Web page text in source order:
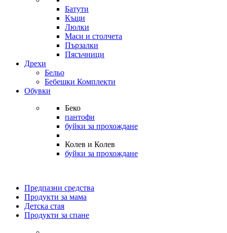
Батути
Къщи
Люлки
Маси и столчета
Пързалки
Пясъчници
Дрехи
Бельо
Бебешки Комплекти
Обувки
Беко
пантофи
буйки за прохождане
Колев и Колев
буйки за прохождане
Предпазни средства
Продукти за мама
Детска стая
Продукти за спане